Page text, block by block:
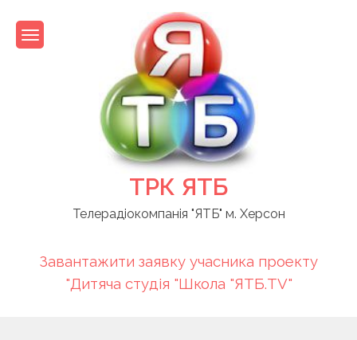
content
ТРК ЯТБ
Телерадіокомпанія "ЯТБ" м. Херсон
Завантажити заявку учасника проекту
"Дитяча студія "Школа "ЯТБ.TV"